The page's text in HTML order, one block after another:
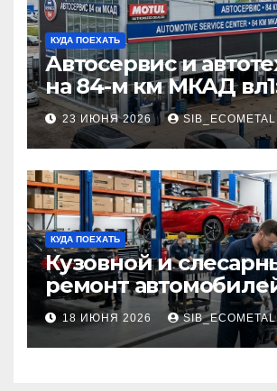
КУДА ПОЕХАТЬ
Автосервис и
на 84-м км МКАД
описание услуг и
работы
23 ИЮНЯ 2026 SIB_ECOMETAL
КУДА ПОЕХАТЬ
Кузовной и
ремонт
наличие
запчастей
и сроки
18 ИЮНЯ 2026 SIB_ECOMETAL